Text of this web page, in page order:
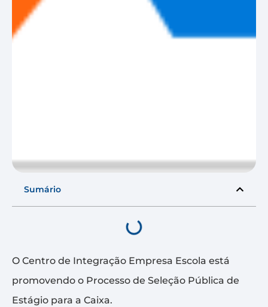
Sumário
O Centro de Integração Empresa Escola está
promovendo o Processo de Seleção Pública de
Estágio para a Caixa.